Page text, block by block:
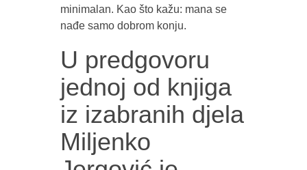
minimalan. Kao što kažu: mana se
nađe samo dobrom konju.
U predgovoru
jednoj od knjiga
iz izabranih djela
Miljenko